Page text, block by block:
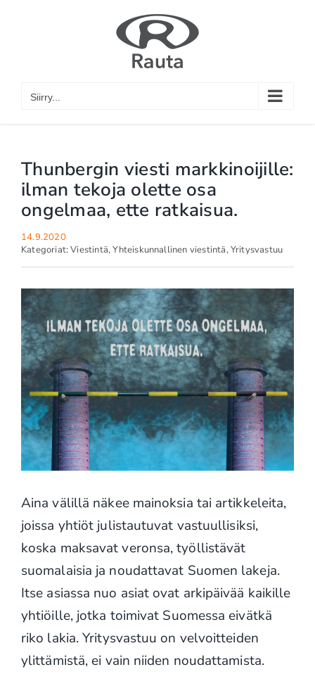
Siirry...
Thunbergin viesti markkinoijille:
ilman tekoja olette osa
ongelmaa, ette ratkaisua.
14.9.2020
Kategoriat:Viestintä,Yhteiskunnallinen viestintä,Yritysvastuu
Aina välillä näkee mainoksia tai artikkeleita,
joissa yhtiöt julistautuvat vastuullisiksi,
koska maksavat veronsa, työllistävät
suomalaisia ja noudattavat Suomen lakeja.
Itse asiassa nuo asiat ovat arkipäivää kaikille
yhtiöille, jotka toimivat Suomessa eivätkä
riko lakia. Yritysvastuu on velvoitteiden
ylittämistä, ei vain niiden noudattamista.